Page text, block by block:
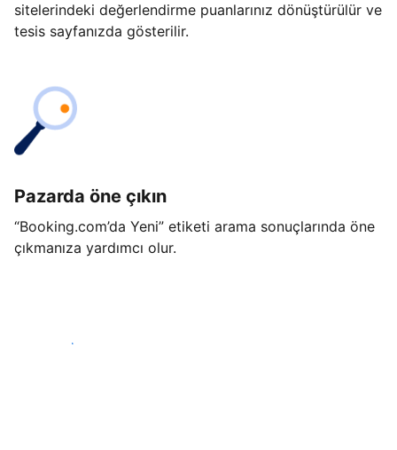
sitelerindeki değerlendirme puanlarınız dönüştürülür ve
tesis sayfanızda gösterilir.
Pazarda öne çıkın
“Booking.com’da Yeni” etiketi arama sonuçlarında öne
çıkmanıza yardımcı olur.
Hemen başla